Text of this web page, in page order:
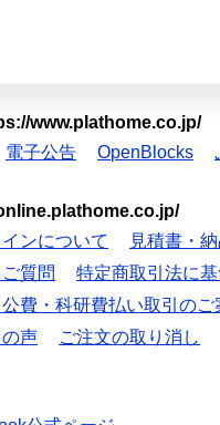
www.plathome.co.jp/
電子公告 OpenBlocks
ンについて
見積書・
質問
特定商取引法に
費・科研費払い取引のご
声 ご注文の取り消し